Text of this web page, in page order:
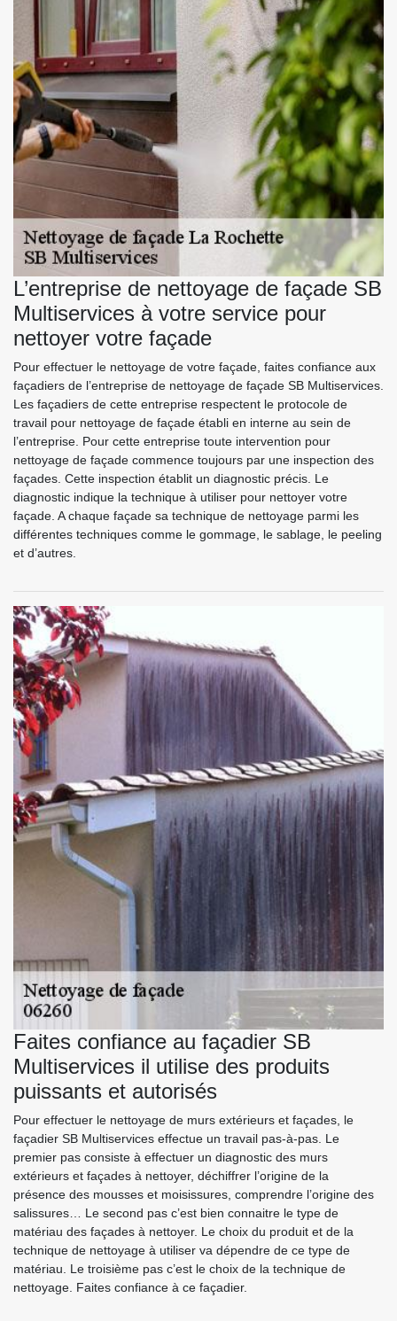
L’entreprise de nettoyage de façade SB
Multiservices à votre service pour
nettoyer votre façade
Pour effectuer le nettoyage de votre façade, faites confiance aux
façadiers de l’entreprise de nettoyage de façade SB Multiservices.
Les façadiers de cette entreprise respectent le protocole de
travail pour nettoyage de façade établi en interne au sein de
l’entreprise. Pour cette entreprise toute intervention pour
nettoyage de façade commence toujours par une inspection des
façades. Cette inspection établit un diagnostic précis. Le
diagnostic indique la technique à utiliser pour nettoyer votre
façade. A chaque façade sa technique de nettoyage parmi les
différentes techniques comme le gommage, le sablage, le peeling
et d’autres.
Faites confiance au façadier SB
Multiservices il utilise des produits
puissants et autorisés
Pour effectuer le nettoyage de murs extérieurs et façades, le
façadier SB Multiservices effectue un travail pas-à-pas. Le
premier pas consiste à effectuer un diagnostic des murs
extérieurs et façades à nettoyer, déchiffrer l’origine de la
présence des mousses et moisissures, comprendre l’origine des
salissures… Le second pas c’est bien connaitre le type de
matériau des façades à nettoyer. Le choix du produit et de la
technique de nettoyage à utiliser va dépendre de ce type de
matériau. Le troisième pas c’est le choix de la technique de
nettoyage. Faites confiance à ce façadier.